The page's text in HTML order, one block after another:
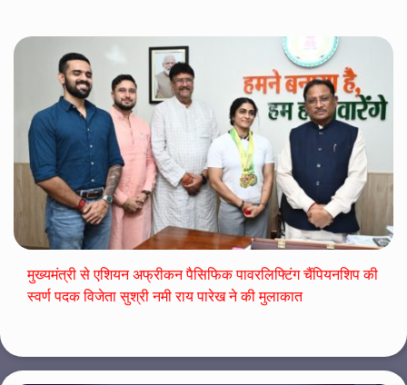
मुख्यमंत्री से एशियन अफ्रीकन पैसिफिक पावरलिफ्टिंग चैंपियनशिप की
स्वर्ण पदक विजेता सुश्री नमी राय पारेख ने की मुलाकात